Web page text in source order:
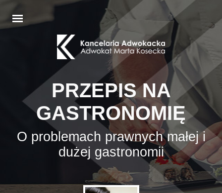
PRZEPIS NA
GASTRONOMIĘ
O problemach prawnych małej i
dużej gastronomii